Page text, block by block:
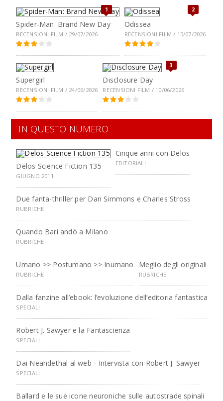
1
Spider-Man: Brand New Day
RECENSIONI FILM / 29/07/2026
2
Odissea
RECENSIONI FILM / 15/07/2026
Supergirl
RECENSIONI FILM / 24/06/2026
3
Disclosure Day
RECENSIONI FILM / 10/06/2026
IN QUESTO NUMERO
Delos Science Fiction 135
GIUGNO 2011
Cinque anni con Delos
EDITORIALI
Due fanta-thriller per Dan Simmons e Charles Stross
RUBRICHE
Quando Bari andò a Milano
RUBRICHE
Umano >> Postumano >> Inumano
RUBRICHE
Meglio degli originali
RUBRICHE
Dalla fanzine all’ebook: l’evoluzione dell’editoria fantastica
SPECIALI
Robert J. Sawyer e la Fantascienza
SPECIALI
Dai Neandethal al web - Intervista con Robert J. Sawyer
SPECIALI
Ballard e le sue icone neuroniche sulle autostrade spinali